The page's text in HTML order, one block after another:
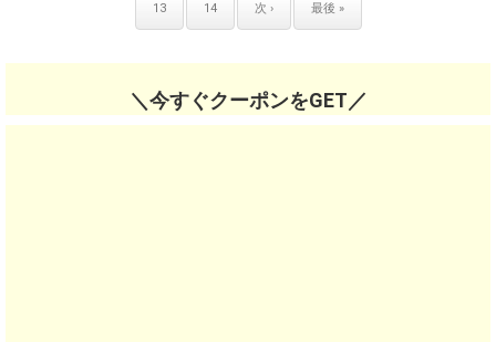
13 14 次 › 最後 »
＼今すぐクーポンをGET／